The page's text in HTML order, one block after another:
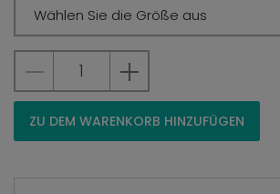
Wählen Sie die Größe aus
ZU DEM WARENKORB HINZUFÜGEN